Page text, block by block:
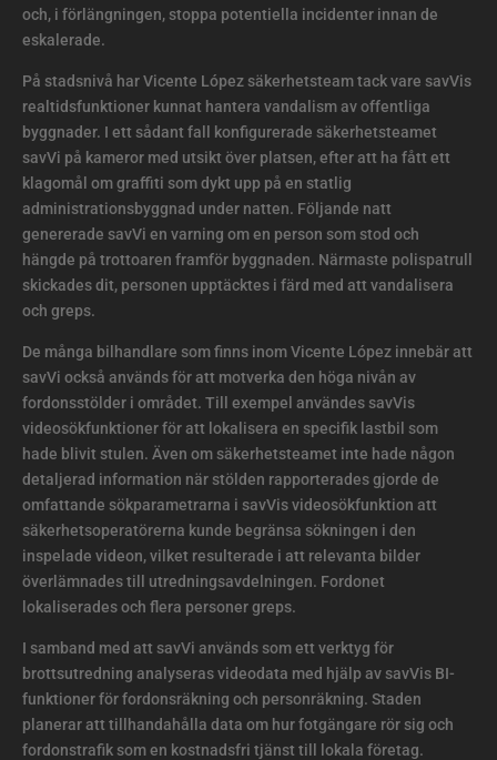
och, i förlängningen, stoppa potentiella incidenter innan de
eskalerade.
På stadsnivå har Vicente López säkerhetsteam tack vare savVis
realtidsfunktioner kunnat hantera vandalism av offentliga
byggnader. I ett sådant fall konfigurerade säkerhetsteamet
savVi på kameror med utsikt över platsen, efter att ha fått ett
klagomål om graffiti som dykt upp på en statlig
administrationsbyggnad under natten. Följande natt
genererade savVi en varning om en person som stod och
hängde på trottoaren framför byggnaden. Närmaste polispatrull
skickades dit, personen upptäcktes i färd med att vandalisera
och greps.
De många bilhandlare som finns inom Vicente López innebär att
savVi också används för att motverka den höga nivån av
fordonsstölder i området. Till exempel användes savVis
videosökfunktioner för att lokalisera en specifik lastbil som
hade blivit stulen. Även om säkerhetsteamet inte hade någon
detaljerad information när stölden rapporterades gjorde de
omfattande sökparametrarna i savVis videosökfunktion att
säkerhetsoperatörerna kunde begränsa sökningen i den
inspelade videon, vilket resulterade i att relevanta bilder
överlämnades till utredningsavdelningen. Fordonet
lokaliserades och flera personer greps.
I samband med att savVi används som ett verktyg för
brottsutredning analyseras videodata med hjälp av savVis BI-
funktioner för fordonsräkning och personräkning. Staden
planerar att tillhandahålla data om hur fotgängare rör sig och
fordonstrafik som en kostnadsfri tjänst till lokala företag.